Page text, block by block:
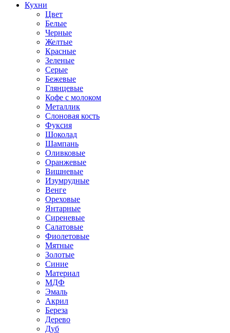
Кухни
Цвет
Белые
Черные
Желтые
Красные
Зеленые
Серые
Бежевые
Глянцевые
Кофе с молоком
Металлик
Слоновая кость
Фуксия
Шоколад
Шампань
Оливковые
Оранжевые
Вишневые
Изумрудные
Венге
Ореховые
Янтарные
Сиреневые
Салатовые
Фиолетовые
Мятные
Золотые
Синие
Материал
МДФ
Эмаль
Акрил
Береза
Дерево
Дуб